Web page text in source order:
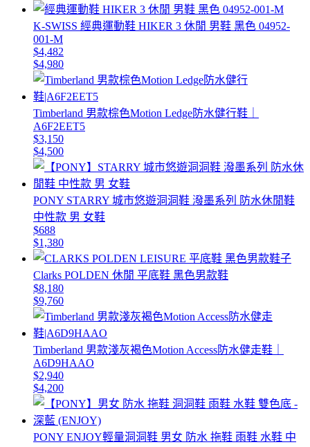
K-SWISS 經典運動鞋 HIKER 3 休閒 男鞋 黑色 04952-
001-M
$4,482
$4,980
Timberland 男款棕色Motion Ledge防水健行鞋｜
A6F2EET5
$3,150
$4,500
PONY STARRY 城市悠遊洞洞鞋 潑墨系列 防水休閒鞋
中性款 男 女鞋
$688
$1,380
Clarks POLDEN 休閒 平底鞋 黑色男款鞋
$8,180
$9,760
Timberland 男款淺灰褐色Motion Access防水健走鞋｜
A6D9HAAO
$2,940
$4,200
PONY ENJOY輕量洞洞鞋 男女 防水 拖鞋 雨鞋 水鞋 中